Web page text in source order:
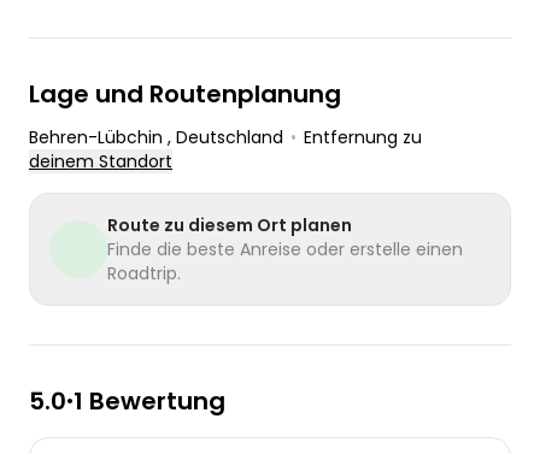
Lage und Routenplanung
Behren-Lübchin , Deutschland • Entfernung zu
deinem Standort
Route zu diesem Ort planen
Finde die beste Anreise oder erstelle einen
Roadtrip.
5.0•1 Bewertung